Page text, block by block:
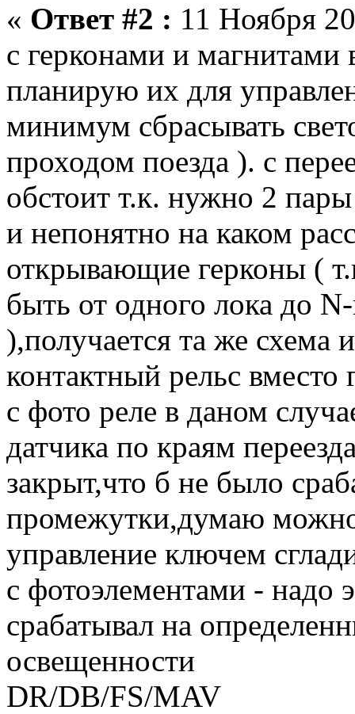
« Ответ #2 : 11 Ноября
с герконами и магнитами
планирую их для
минимум сбрасывать
проходом поезда ). с
обстоит т.к. нужно 2
и непонятно на каком
открывающие герконы (
быть от одного лока до
),получается та же схема
контактный рельс вместо
с фото реле в даном
датчика по краям
закрыт,что б не было
промежутки,думаю
управление ключем
с фотоэлементами - надо
срабатывал на
освещенности
DR/DB/FS/MAV